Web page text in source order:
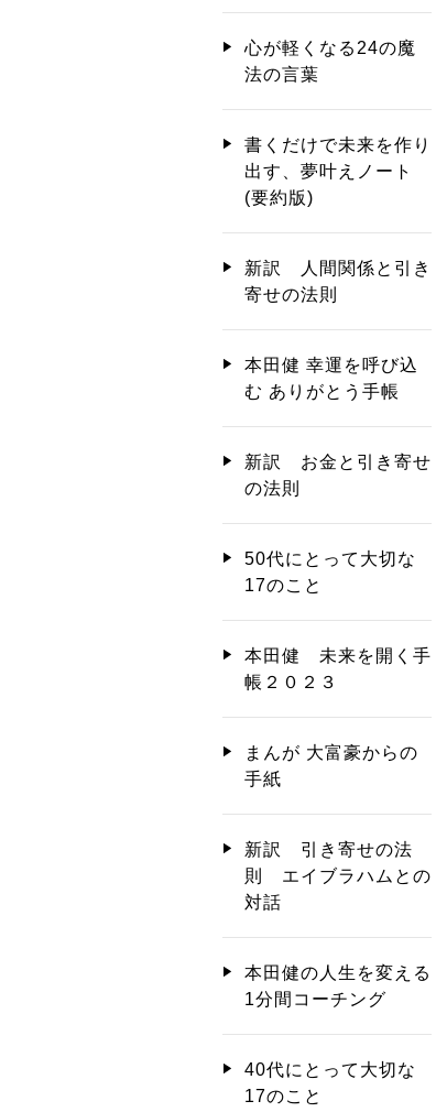
心が軽くなる24の魔
法の言葉
書くだけで未来を作り
出す、夢叶えノート
(要約版)
新訳 人間関係と引き
寄せの法則
本田健 幸運を呼び込
む ありがとう手帳
新訳 お金と引き寄せ
の法則
50代にとって大切な
17のこと
本田健 未来を開く手
帳２０２３
まんが 大富豪からの
手紙
新訳 引き寄せの法
則 エイブラハムとの
対話
本田健の人生を変える
1分間コーチング
40代にとって大切な
17のこと